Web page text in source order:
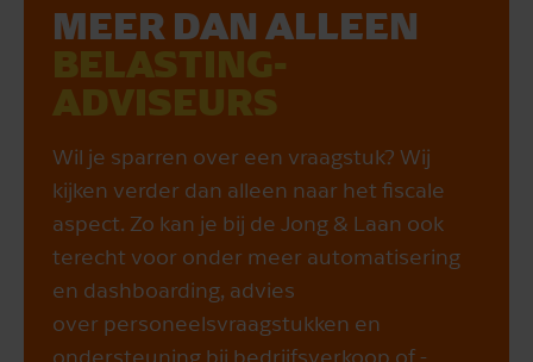
MEER DAN ALLEEN
BELASTING­
ADVISEURS
Wil je sparren over een vraagstuk? Wij
kijken verder dan alleen naar het fiscale
aspect. Zo kan je bij de Jong & Laan ook
terecht voor onder meer automatisering
en dashboarding, advies
over personeelsvraagstukken en
ondersteuning bij bedrijfsverkoop of -